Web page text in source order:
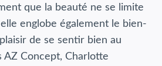
que la beauté ne se limite
elle englobe également le bien-
de se sentir bien au
AZ Concept, Charlotte